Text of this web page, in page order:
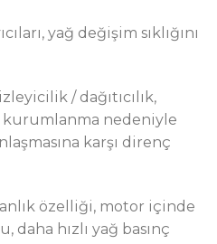
yağ değişim sıklığını
/ dağıtıcılık,
kurumlanma nedeniyle
karşı direnç
özelliği, motor içinde
daha hızlı yağ basınç